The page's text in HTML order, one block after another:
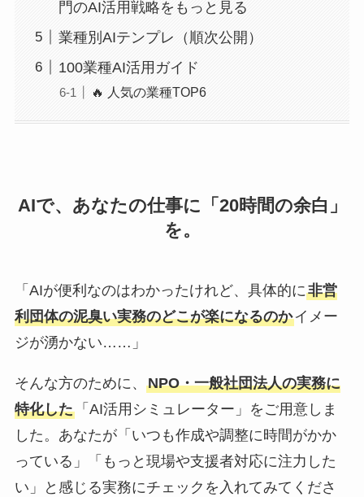
門のAI活用戦略をもっと見る
業種別AIテンプレ（順次公開）
100業種AI活用ガイド
🔥 人気の業種TOP6
AIで、あなたの仕事に「20時間の余白」
を。
「AIが便利なのはわかったけれど、具体的に非営
利団体の泥臭い実務のどこが楽になるのかイメー
ジが湧かない……」
そんな方のために、 NPO・一般社団法人の実務に
特化した「AI活用シミュレーター」をご用意しま
した。あなたが「いつも作成や調整に時間がかか
っている」「もっと現場や支援者対応に注力した
い」と感じる実務にチェックを入れてみてくださ